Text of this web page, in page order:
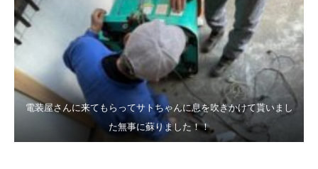
電装屋さんに来てもらってサトちゃんに息を吹きかけて貰いまし
た無事に蘇りました！！